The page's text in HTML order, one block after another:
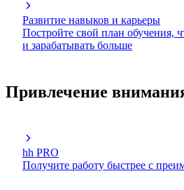
Развитие навыков и карьеры
Постройте свой план обучения,
и зарабатывать больше
Привлечение
hh PRO
Получите работу быстрее с